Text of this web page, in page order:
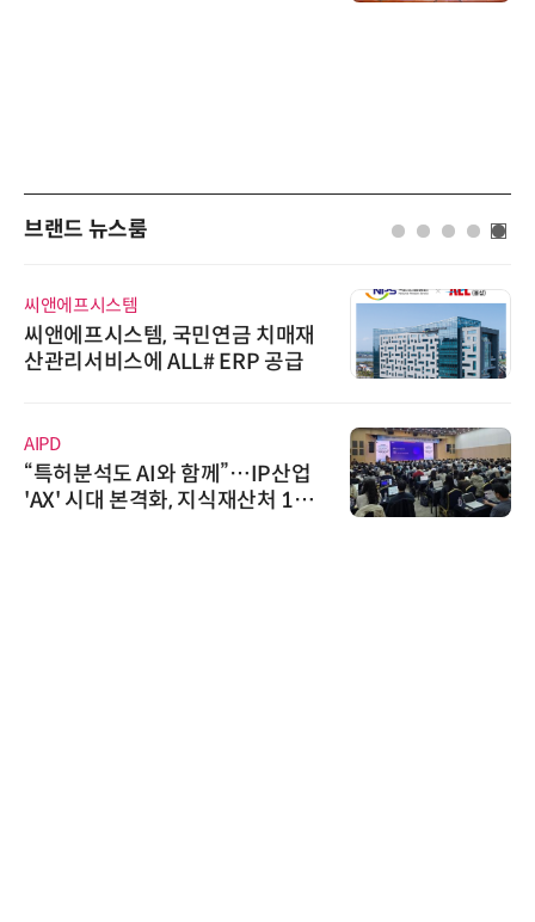
브랜드 뉴스룸
씨앤에프시스템
씨앤에프시스템, 국민연금 치매재
산관리서비스에 ALL# ERP 공급
AIPD
“특허분석도 AI와 함께”…IP산업
'AX' 시대 본격화, 지식재산처 1호